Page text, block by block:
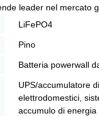
leader nel mercato
LiFePO4
Pino
Batteria powerwall
UPS/accumulatore
elettrodomestici,
accumulo di energia